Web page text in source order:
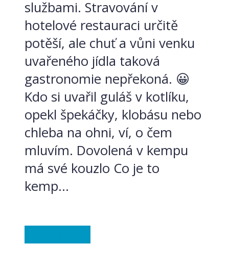
službami. Stravování v
hotelové restauraci určitě
potěší, ale chuť a vůni venku
uvařeného jídla taková
gastronomie nepřekoná. 😀
Kdo si uvařil guláš v kotlíku,
opekl špekáčky, klobásu nebo
chleba na ohni, ví, o čem
mluvím. Dovolená v kempu
má své kouzlo Co je to
kemp...